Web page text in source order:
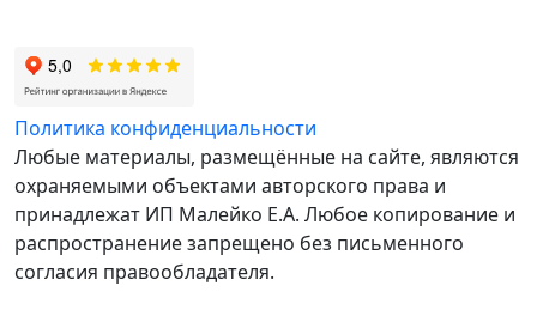
Политика конфиденциальности
Любые материалы, размещённые на сайте, являются
охраняемыми объектами авторского права и
принадлежат ИП Малейко E.А. Любое копирование и
распространение запрещено без письменного
согласия правообладателя.